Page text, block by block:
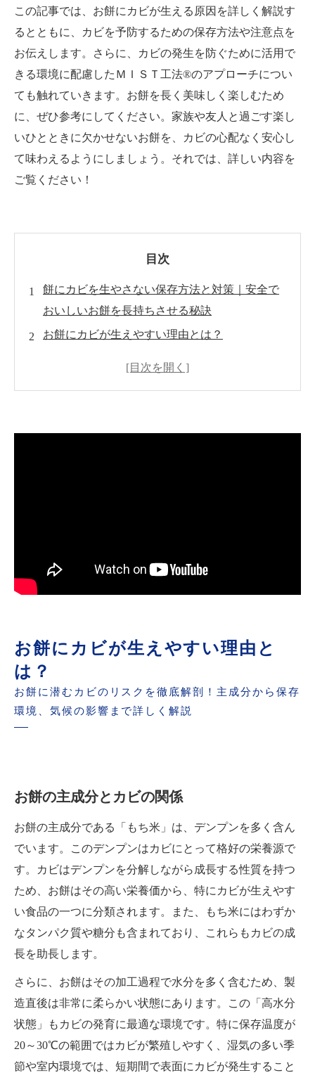
この記事では、お餅にカビが生える原因を詳しく解説す
るとともに、カビを予防するための保存方法や注意点を
お伝えします。さらに、カビの発生を防ぐために活用で
きる環境に配慮したＭＩＳＴ工法®のアプローチについ
ても触れていきます。お餅を長く美味しく楽しむため
に、ぜひ参考にしてください。家族や友人と過ごす楽し
いひとときに欠かせないお餅を、カビの心配なく安心し
て味わえるようにしましょう。それでは、詳しい内容を
ご覧ください！
目次
餅にカビを生やさない保存方法と対策｜安全で
おいしいお餅を長持ちさせる秘訣
お餅にカビが生えやすい理由とは？
お餅にカビが生えやすい理由と
は？
お餅に潜むカビのリスクを徹底解剖！主成分から保存
環境、気候の影響まで詳しく解説
お餅の主成分とカビの関係
お餅の主成分である「もち米」は、デンプンを多く含ん
でいます。このデンプンはカビにとって格好の栄養源で
す。カビはデンプンを分解しながら成長する性質を持つ
ため、お餅はその高い栄養価から、特にカビが生えやす
い食品の一つに分類されます。また、もち米にはわずか
なタンパク質や糖分も含まれており、これらもカビの成
長を助長します。
さらに、お餅はその加工過程で水分を多く含むため、製
造直後は非常に柔らかい状態にあります。この「高水分
状態」もカビの発育に最適な環境です。特に保存温度が
20～30℃の範囲ではカビが繁殖しやすく、湿気の多い季
節や室内環境では、短期間で表面にカビが発生すること